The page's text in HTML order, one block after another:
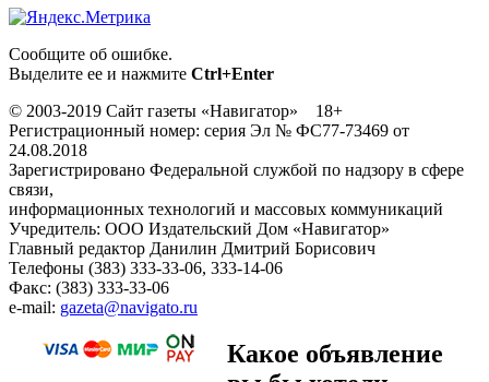
Сообщите об ошибке.
Выделите ее и нажмите Ctrl+Enter
© 2003-2019 Сайт газеты «Навигатор» 18+
Регистрационный номер: серия Эл № ФС77-73469 от
24.08.2018
Зарегистрировано Федеральной службой по надзору в сфере
связи,
информационных технологий и массовых коммуникаций
Учредитель: ООО Издательский Дом «Навигатор»
Главный редактор Данилин Дмитрий Борисович
Телефоны (383) 333-33-06, 333-14-06
Факс: (383) 333-33-06
e-mail: gazeta@navigato.ru
Какое объявление